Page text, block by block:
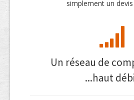
simplement un
Un réseau de
...haut